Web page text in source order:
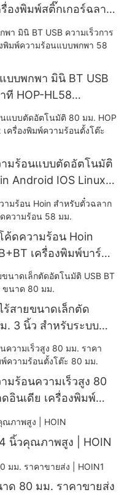
องพิมพ์สติ๊กเกอร์ฉลาก
บบพกพา มินิ BT USB
ที HOP-HL58
58 มม.
ามร้อนแบบตัดอัตโนมัติ
Android IOS Linux
มม.
ค้ดความร้อน Hoin
เครื่องพิมพ์บาร์
ร้สายขนาดเล็กตัด
. 3 นิ้ว สำหรับระบบ
มร้อนความเร็วสูง 80
อินเดีย เครื่องพิมพ์
นิ้วคุณภาพสูง | HOIN
ด 80 มม. ราคาขายส่ง